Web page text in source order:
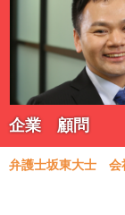
企業 顧問
弁護士坂東大士 会